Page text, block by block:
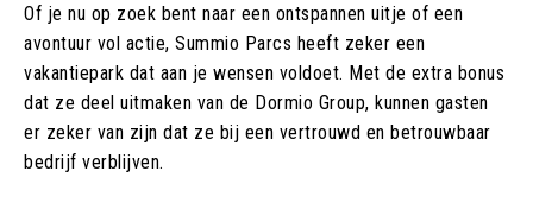
Of je nu op zoek bent naar een ontspannen uitje of een
avontuur vol actie, Summio Parcs heeft zeker een
vakantiepark dat aan je wensen voldoet. Met de extra bonus
dat ze deel uitmaken van de Dormio Group, kunnen gasten
er zeker van zijn dat ze bij een vertrouwd en betrouwbaar
bedrijf verblijven.